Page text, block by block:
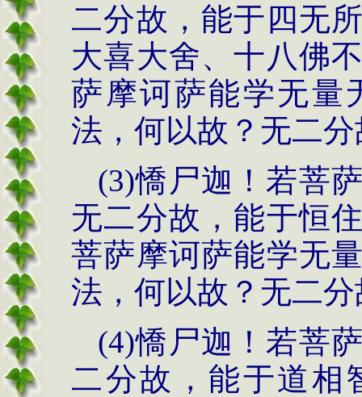
二分故，能于四无
大喜大舍、十八佛
萨摩诃萨能学无量
法，何以故？无二
(3)憍尸迦！若菩
无二分故，能于恒
菩萨摩诃萨能学无
法，何以故？无二
(4)憍尸迦！若菩
二分故，能于道相